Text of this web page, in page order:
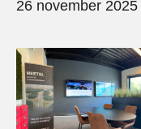
26 november 2025